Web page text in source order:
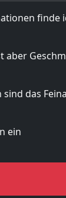
aber
das
ein